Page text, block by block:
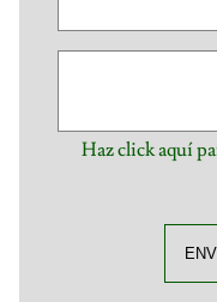
Haz click aquí